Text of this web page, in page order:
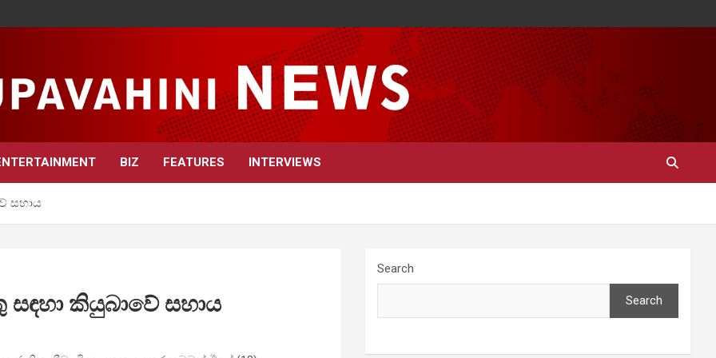
BIZ FEATURES INTERVIEWS
සහාය
සඳහා කියුබාවේ සහාය
Search
Search